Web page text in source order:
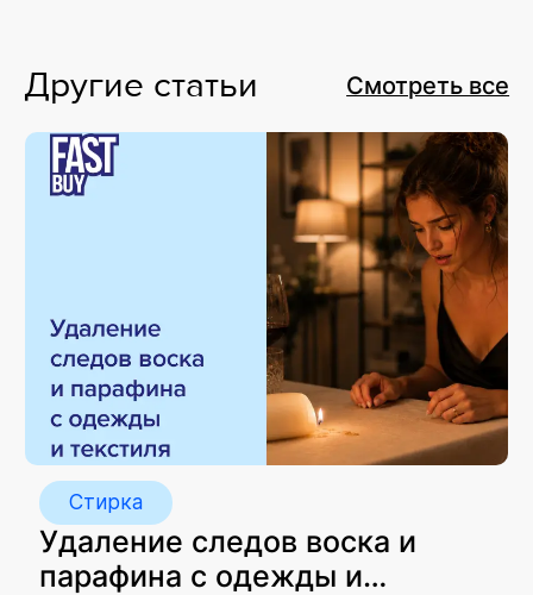
Другие статьи Смотреть все
Стирка
Удаление следов воска и
парафина с одежды и